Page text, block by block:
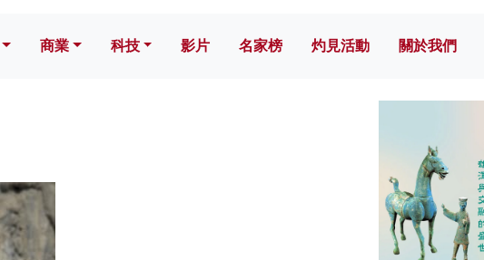
商業 科技 影片 名家榜 灼見活動 關於我們